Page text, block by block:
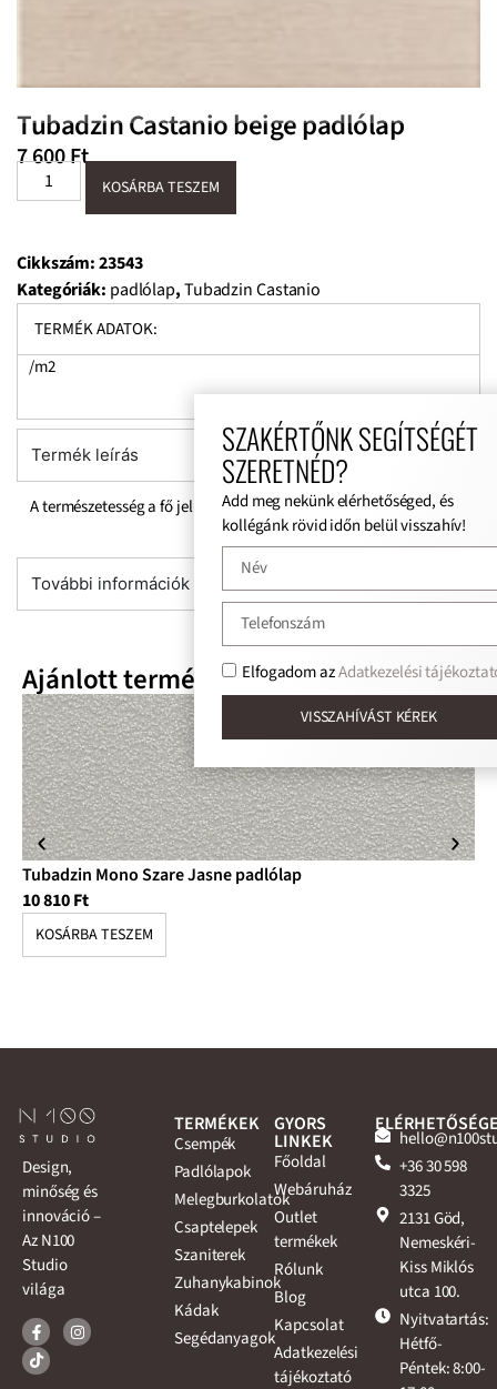
Tubadzin Castanio beige padlólap
7 600Ft
KOSÁRBA TESZEM
Cikkszám:23543
Kategóriák: padlólap,Tubadzin Castanio
TERMÉK ADATOK:
/m2
Termék leírás
A természetesség a fő jellemzője.
További információk
Ajánlott termékek
Tubadzin Mono Szare Jasne padlólap
10 810Ft
KOSÁRBA TESZEM
Design,
minőség és
innováció –
Az N100
Studio
világa
TERMÉKEK
Csempék
Padlólapok
Melegburkolatok
Csaptelepek
Szaniterek
Zuhanykabinok
Kádak
Segédanyagok
GYORS
LINKEK
Főoldal
Webáruház
Outlet
termékek
Rólunk
Blog
Kapcsolat
Adatkezelési
tájékoztató
+36 30 598
3325
2131 Göd,
Nemeskéri-
Kiss Miklós
utca 100.
Nyitvatartás:
Hétfő-
Péntek: 8:00-
SZAKÉRTŐNK SEGÍTSÉGÉT
SZERETNÉD?
Add meg nekünk elérhetőséged, és
kollégánk rövid időn belül visszahív!
Elfogadom azAdatkezelési
VISSZAHÍVÁST KÉREK